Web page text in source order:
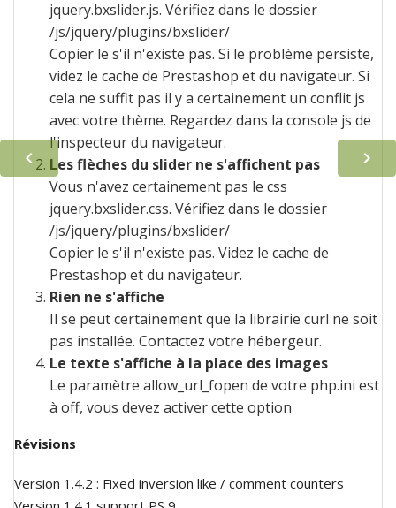
jquery.bxslider.js. Vérifiez dans le dossier
/js/jquery/plugins/bxslider/
Copier le s'il n'existe pas. Si le problème persiste,
videz le cache de Prestashop et du navigateur. Si
cela ne suffit pas il y a certainement un conflit js
avec votre thème. Regardez dans la console js de
l'inspecteur du navigateur.
Les flèches du slider ne s'affichent pas
Vous n'avez certainement pas le css
jquery.bxslider.css. Vérifiez dans le dossier
/js/jquery/plugins/bxslider/
Copier le s'il n'existe pas. Videz le cache de
Prestashop et du navigateur.
Rien ne s'affiche
Il se peut certainement que la librairie curl ne soit
pas installée. Contactez votre hébergeur.
Le texte s'affiche à la place des images
Le paramètre allow_url_fopen de votre php.ini est
à off, vous devez activer cette option
Révisions
Version 1.4.2 : Fixed inversion like / comment counters
 